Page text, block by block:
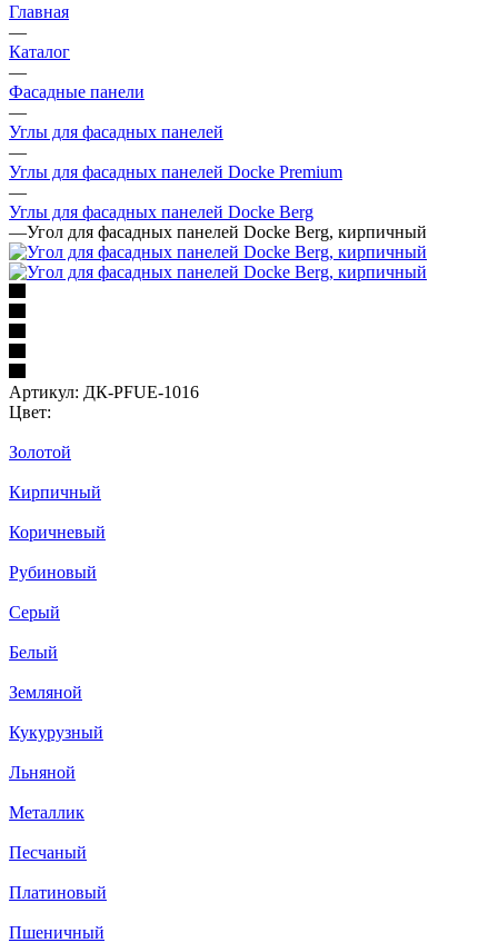
Главная
—
Каталог
—
Фасадные панели
—
Углы для фасадных панелей
—
Углы для фасадных панелей Docke Premium
—
Углы для фасадных панелей Docke Berg
—Угол для фасадных панелей Docke Berg, кирпичный
Артикул: ДК-PFUE-1016
Цвет:
Золотой
Кирпичный
Коричневый
Рубиновый
Серый
Белый
Земляной
Кукурузный
Льняной
Металлик
Песчаный
Платиновый
Пшеничный